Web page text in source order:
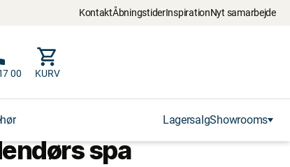
KontaktÅbningstiderInspirationNyt samarbejde
00 KURV
LagersalgShowrooms
spa